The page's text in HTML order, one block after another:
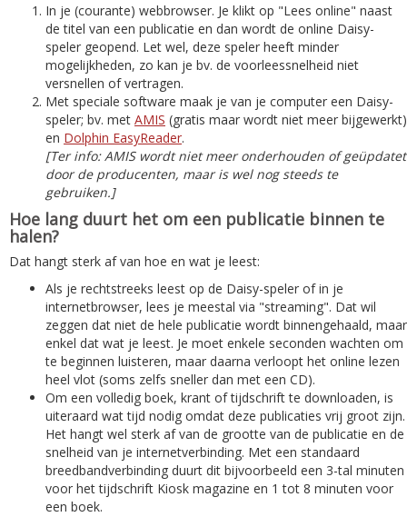
In je (courante) webbrowser. Je klikt op "Lees online" naast
de titel van een publicatie en dan wordt de online Daisy-
speler geopend. Let wel, deze speler heeft minder
mogelijkheden, zo kan je bv. de voorleessnelheid niet
versnellen of vertragen.
Met speciale software maak je van je computer een Daisy-
speler; bv. met AMIS (gratis maar wordt niet meer bijgewerkt)
en Dolphin EasyReader.
[Ter info: AMIS wordt niet meer onderhouden of geüpdatet
door de producenten, maar is wel nog steeds te
gebruiken.]
Hoe lang duurt het om een publicatie binnen te
halen?
Dat hangt sterk af van hoe en wat je leest:
Als je rechtstreeks leest op de Daisy-speler of in je
internetbrowser, lees je meestal via "streaming". Dat wil
zeggen dat niet de hele publicatie wordt binnengehaald, maar
enkel dat wat je leest. Je moet enkele seconden wachten om
te beginnen luisteren, maar daarna verloopt het online lezen
heel vlot (soms zelfs sneller dan met een CD).
Om een volledig boek, krant of tijdschrift te downloaden, is
uiteraard wat tijd nodig omdat deze publicaties vrij groot zijn.
Het hangt wel sterk af van de grootte van de publicatie en de
snelheid van je internetverbinding. Met een standaard
breedbandverbinding duurt dit bijvoorbeeld een 3-tal minuten
voor het tijdschrift Kiosk magazine en 1 tot 8 minuten voor
een boek.